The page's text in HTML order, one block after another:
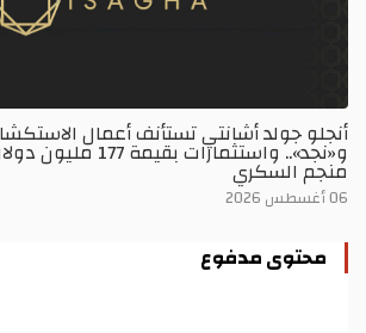
أنجلو جولد أشانتي تستأنف أعمال
و«نجد».. واستثمارات
منجم السكري
06 أغسطس 2026
محتوى مدفوع